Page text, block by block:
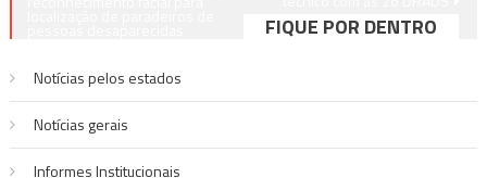
FIQUE POR DENTRO
Notícias pelos estados
Notí­cias gerais
Informes Institucionais